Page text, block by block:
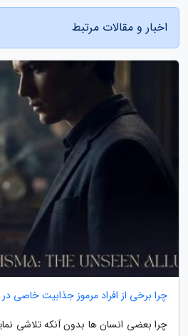
اخبار و مقالات مرتبط
چرا برخی از افراد مرموز جذابیت خاصی در
چرا بعضی انسان ها بدون آنکه تلاشی